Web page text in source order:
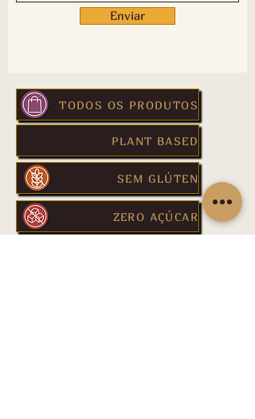
Enviar
TODOS OS PRODUTOS
PLANT BASED
SEM GLÚTEN
ZERO AÇÚCAR